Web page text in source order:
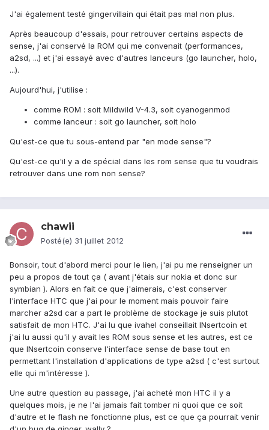
J'ai également testé gingervillain qui était pas mal non plus.
Après beaucoup d'essais, pour retrouver certains aspects de
sense, j'ai conservé la ROM qui me convenait (performances,
a2sd, ...) et j'ai essayé avec d'autres lanceurs (go launcher, holo,
...).
Aujourd'hui, j'utilise :
comme ROM : soit Mildwild V-4.3, soit cyanogenmod
comme lanceur : soit go launcher, soit holo
Qu'est-ce que tu sous-entend par "en mode sense"?
Qu'est-ce qu'il y a de spécial dans les rom sense que tu voudrais
retrouver dans une rom non sense?
chawii
Posté(e) 31 juillet 2012
Bonsoir, tout d'abord merci pour le lien, j'ai pu me renseigner un
peu a propos de tout ça ( avant j'étais sur nokia et donc sur
symbian ). Alors en fait ce que j'aimerais, c'est conserver
l'interface HTC que j'ai pour le moment mais pouvoir faire
marcher a2sd car a part le problème de stockage je suis plutot
satisfait de mon HTC. J'ai lu que ivahel conseillait INsertcoin et
j'ai lu aussi qu'il y avait les ROM sous sense et les autres, est ce
que INsertcoin conserve l'interface sense de base tout en
permettant l'installation d'applications de type a2sd ( c'est surtout
elle qui m'intéresse ).
Une autre question au passage, j'ai acheté mon HTC il y a
quelques mois, je ne l'ai jamais fait tomber ni quoi que ce soit
d'autre et le flash ne fonctionne plus, est ce que ça pourrait venir